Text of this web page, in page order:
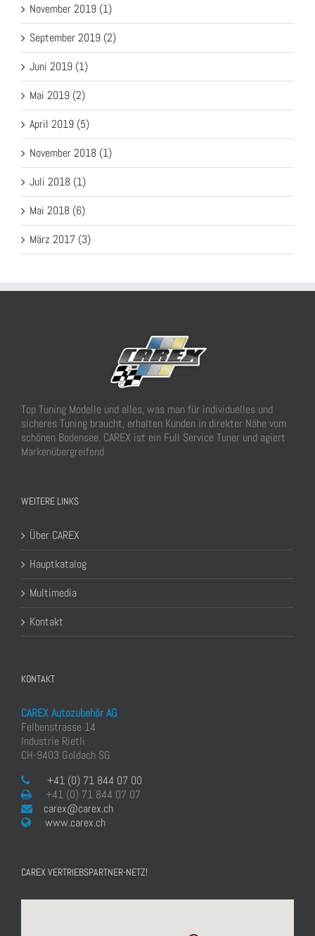
November 2019 (1)
September 2019 (2)
Juni 2019 (1)
Mai 2019 (2)
April 2019 (5)
November 2018 (1)
Juli 2018 (1)
Mai 2018 (6)
März 2017 (3)
Top Tuning Modelle und alles, was man für individuelles und
sicheres Tuning braucht, erhalten Kunden in direkter Nähe vom
schönen Bodensee. CAREX ist ein Full Service Tuner und agiert
Markenübergreifend
WEITERE LINKS
Über CAREX
Hauptkatalog
Multimedia
Kontakt
KONTAKT
CAREX Autozubehör AG
Felbenstrasse 14
Industrie Rietli
CH-9403 Goldach SG
+41 (0) 71 844 07 00
+41 (0) 71 844 07 07
carex@carex.ch
www.carex.ch
CAREX VERTRIEBSPARTNER-NETZ!